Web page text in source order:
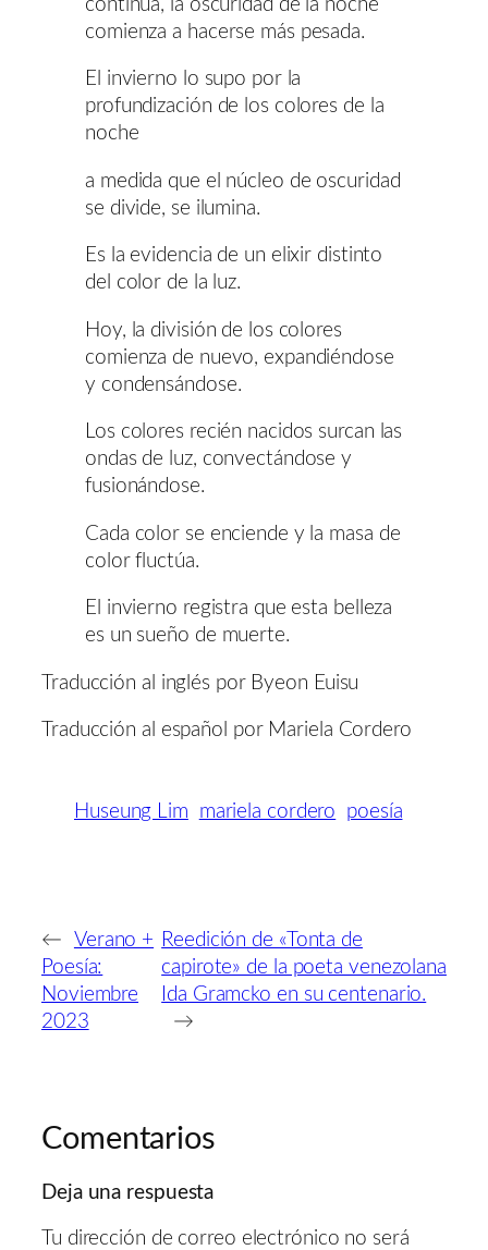
continúa, la oscuridad de la noche
comienza a hacerse más pesada.
El invierno lo supo por la
profundización de los colores de la
noche
a medida que el núcleo de oscuridad
se divide, se ilumina.
Es la evidencia de un elixir distinto
del color de la luz.
Hoy, la división de los colores
comienza de nuevo, expandiéndose
y condensándose.
Los colores recién nacidos surcan las
ondas de luz, convectándose y
fusionándose.
Cada color se enciende y la masa de
color fluctúa.
El invierno registra que esta belleza
es un sueño de muerte.
Traducción al inglés por Byeon Euisu
Traducción al español por Mariela Cordero
Huseung Lim mariela cordero poesía
←
Verano +
Poesía:
Noviembre
2023
Reedición de «Tonta de
capirote» de la poeta venezolana
Ida Gramcko en su centenario.
→
Comentarios
Deja una respuesta
Tu dirección de correo electrónico no será